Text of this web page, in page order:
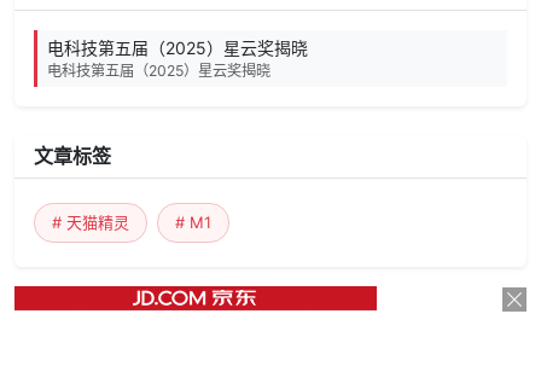
电科技第五届（2025）星云奖揭晓
电科技第五届（2025）星云奖揭晓
文章标签
# 天猫精灵 # M1